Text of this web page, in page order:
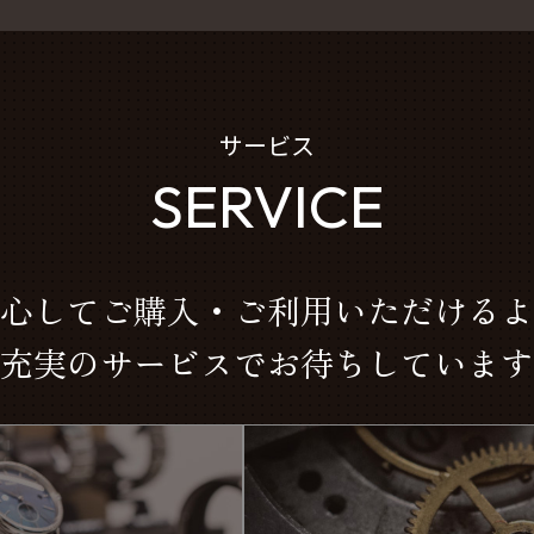
サービス
SERVICE
してご購入・ご利用いただける
充実のサービスでお待ちしています